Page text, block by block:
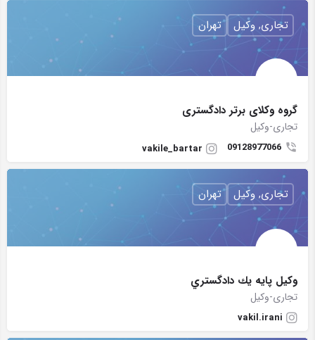
گروه وکلای برتر دادگستری
تجاری-وکیل
09128977066
vakile_bartar
تجاری, وکیل تهران
وكيل پايه يك دادگستري
تجاری-وکیل
vakil.irani
تجاری, وکیل تهران